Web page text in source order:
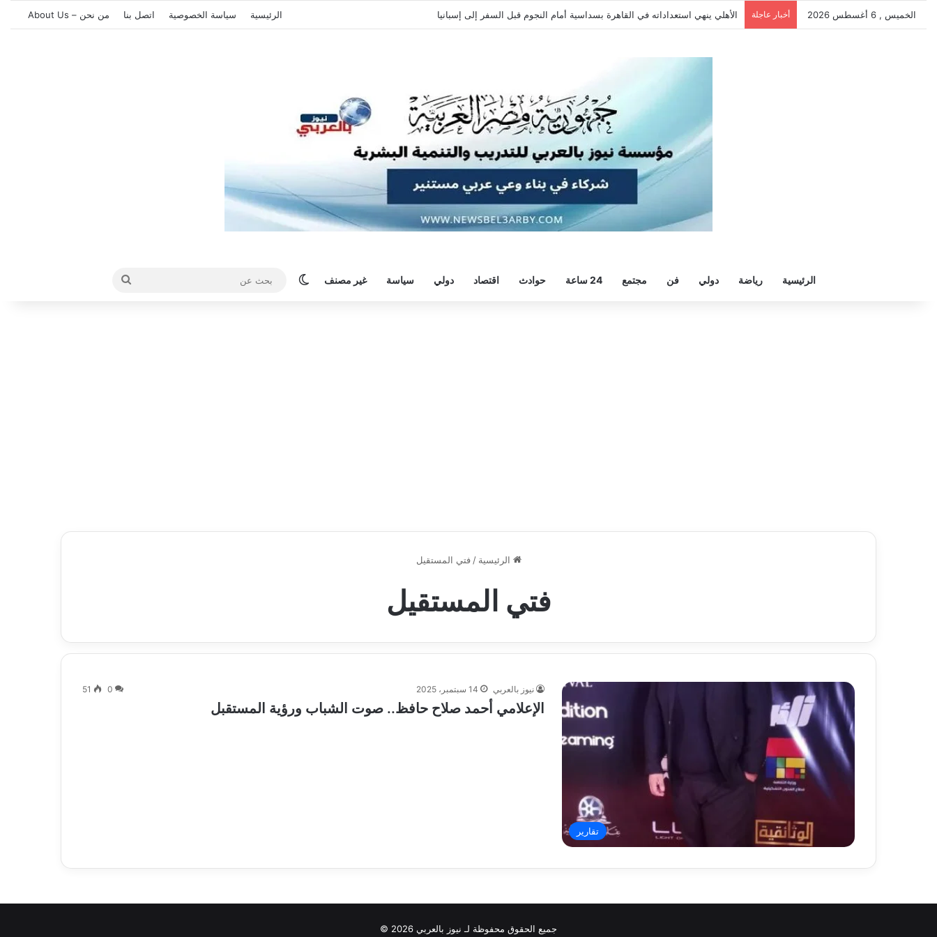
الخميس , 6 أغسطس 2026 أخبار عاجلة الأهلي ينهي استعداداته في القاهرة بسداسية أمام النجوم قبل السفر إلى إسبانيا الرئيسية سياسة الخصوصية اتصل بنا من نحن – About Us
الرئيسية رياضة دولي فن مجتمع 24 ساعة حوادث اقتصاد دولي سياسة غير مصنف الوضع المظلم
بحث
الرئيسية / فتي المستقيل
فتي المستقيل
تقارير
نيوز بالعربي 14 سبتمبر، 2025 0
51
الإعلامي أحمد صلاح حافظ.. صوت الشباب ورؤية المستقبل
جميع الحقوق محفوظة لـ نيوز بالعربي 2026 ©